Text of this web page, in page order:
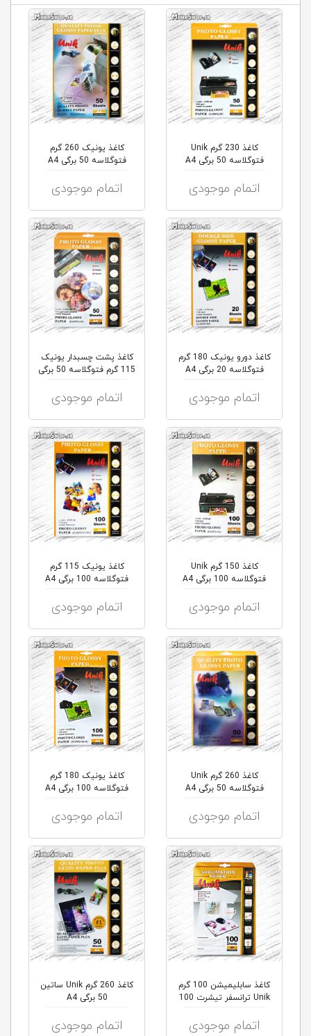
کاغذ 230 گرم Unik
فتوگلاسه 50 برگی A4
اتمام موجودی
کاغذ یونیک 260 گرم
فتوگلاسه 50 برگی A4
اتمام موجودی
کاغذ دورو یونیک 180 گرم
فتوگلاسه 20 برگی A4
اتمام موجودی
کاغذ پشت چسبدار یونیک
115 گرم فتوگلاسه 50 برگی
اتمام موجودی
کاغذ 150 گرم Unik
فتوگلاسه 100 برگی A4
اتمام موجودی
کاغذ یونیک 115 گرم
فتوگلاسه 100 برگی A4
اتمام موجودی
کاغذ 260 گرم Unik
فتوگلاسه 50 برگی A4
اتمام موجودی
کاغذ یونیک 180 گرم
فتوگلاسه 100 برگی A4
اتمام موجودی
کاغذ سابلیمیشن 100 گرم
Unik ترانسفر تیشرت 100
اتمام موجودی
کاغذ 260 گرم Unik ساتین
50 برگی A4
اتمام موجودی